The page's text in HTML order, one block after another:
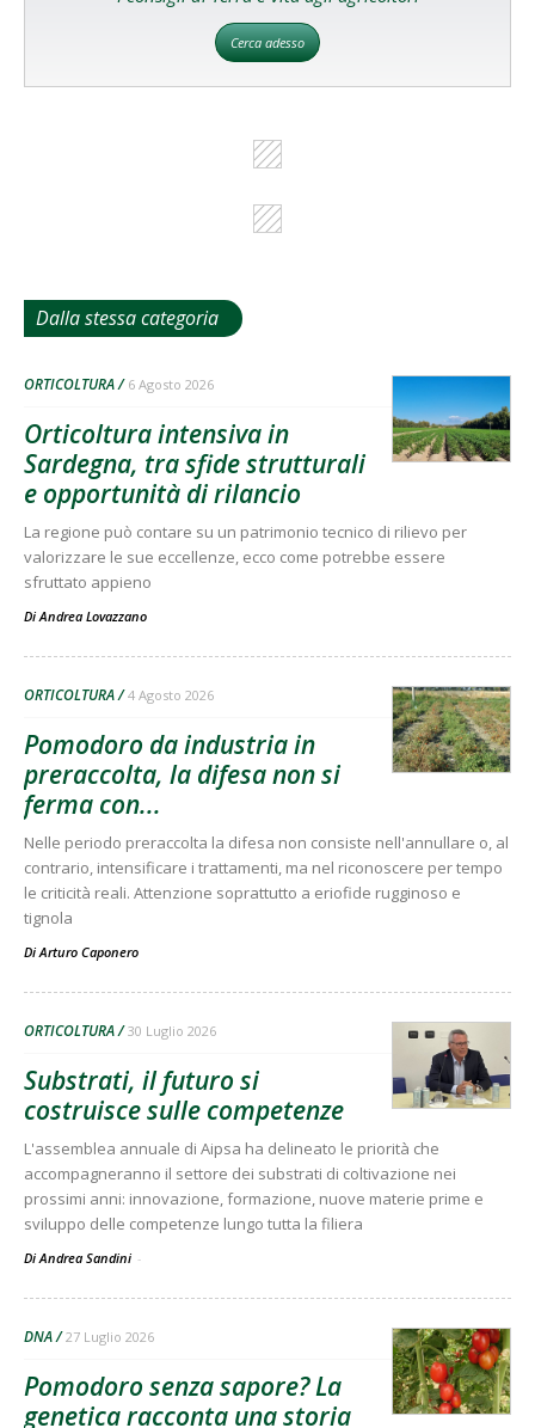
Cerca adesso
Dalla stessa categoria
ORTICOLTURA 6 Agosto 2026
Orticoltura intensiva in
Sardegna, tra sfide strutturali
e opportunità di rilancio
La regione può contare su un patrimonio tecnico di rilievo per
valorizzare le sue eccellenze, ecco come potrebbe essere
sfruttato appieno
DiAndrea Lovazzano
ORTICOLTURA 4 Agosto 2026
Pomodoro da industria in
preraccolta, la difesa non si
ferma con...
Nelle periodo preraccolta la difesa non consiste nell'annullare o, al
contrario, intensificare i trattamenti, ma nel riconoscere per tempo
le criticità reali. Attenzione soprattutto a eriofide rugginoso e
tignola
DiArturo Caponero
ORTICOLTURA 30 Luglio 2026
Substrati, il futuro si
costruisce sulle competenze
L'assemblea annuale di Aipsa ha delineato le priorità che
accompagneranno il settore dei substrati di coltivazione nei
prossimi anni: innovazione, formazione, nuove materie prime e
sviluppo delle competenze lungo tutta la filiera
Di Andrea Sandini -
DNA 27 Luglio 2026
Pomodoro senza sapore? La
genetica racconta una storia